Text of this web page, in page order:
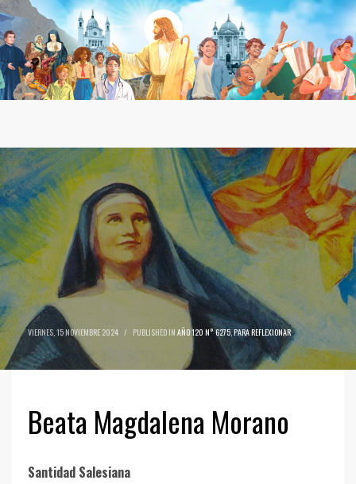
VIERNES, 15 NOVIEMBRE 2024 / PUBLISHED IN AÑO 120 N° 6275,PARA REFLEXIONAR
Beata Magdalena Morano
Santidad Salesiana